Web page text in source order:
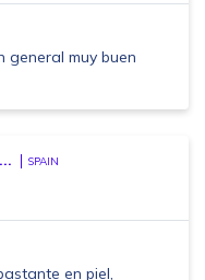
general muy buen
SPAIN
en piel,